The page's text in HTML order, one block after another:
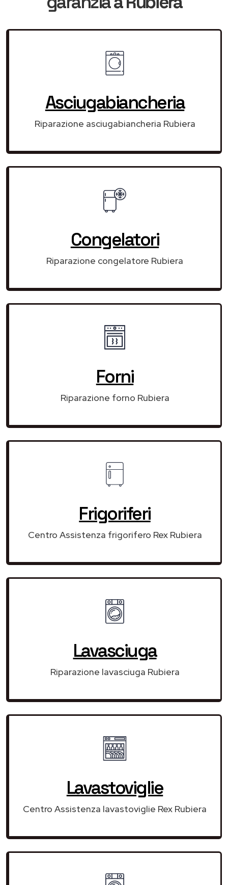
Asciugabiancheria
Riparazione asciugabiancheria Rubiera
Congelatori
Riparazione congelatore Rubiera
Forni
Riparazione forno Rubiera
Frigoriferi
Centro Assistenza frigorifero Rex Rubiera
Lavasciuga
Riparazione lavasciuga Rubiera
Lavastoviglie
Centro Assistenza lavastoviglie Rex Rubiera